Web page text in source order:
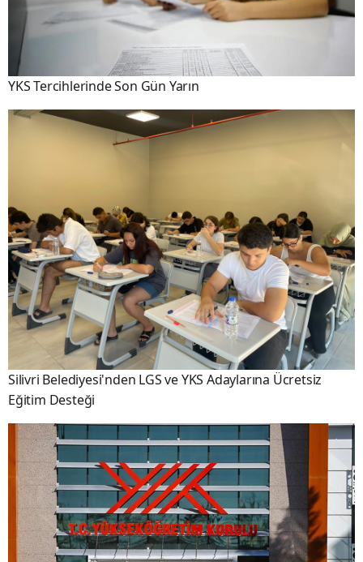
YKS Tercihlerinde Son Gün Yarın
Silivri Belediyesi'nden LGS ve YKS Adaylarına Ücretsiz
Eğitim Desteği